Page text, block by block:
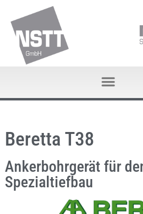
Beretta T38
Ankerbohrgerät für
Spezialtiefbau